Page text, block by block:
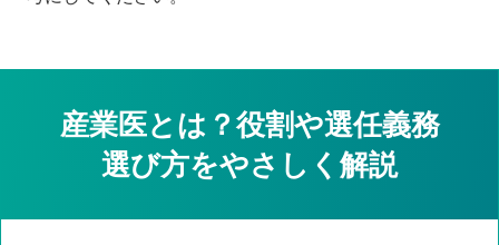
産業医とは？役割や選任義務
選び方をやさしく解説